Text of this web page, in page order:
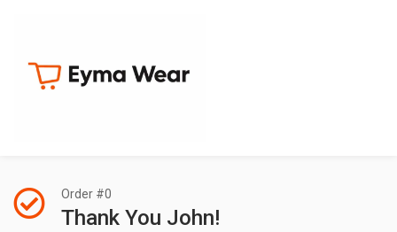
Order #0
Thank You John!